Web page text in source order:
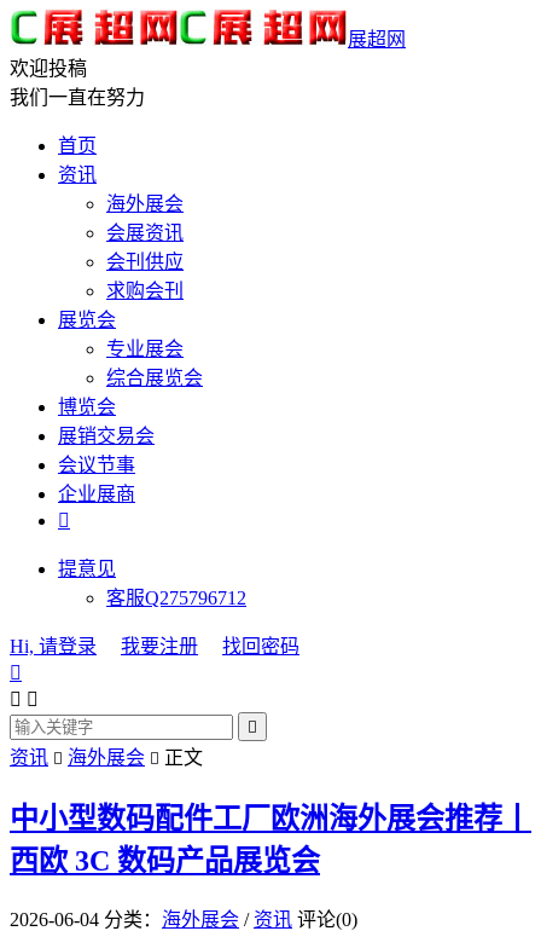
展超网
欢迎投稿
我们一直在努力
首页
资讯
海外展会
会展资讯
会刊供应
求购会刊
展览会
专业展会
综合展览会
博览会
展销交易会
会议节事
企业展商

提意见
客服Q275796712
Hi, 请登录 我要注册
找回密码

 

资讯  海外展会  正文
中小型数码配件工厂欧洲海外展会推荐丨
西欧 3C 数码产品展览会
2026-06-04 分类： 海外展会 / 资讯 评论(0)